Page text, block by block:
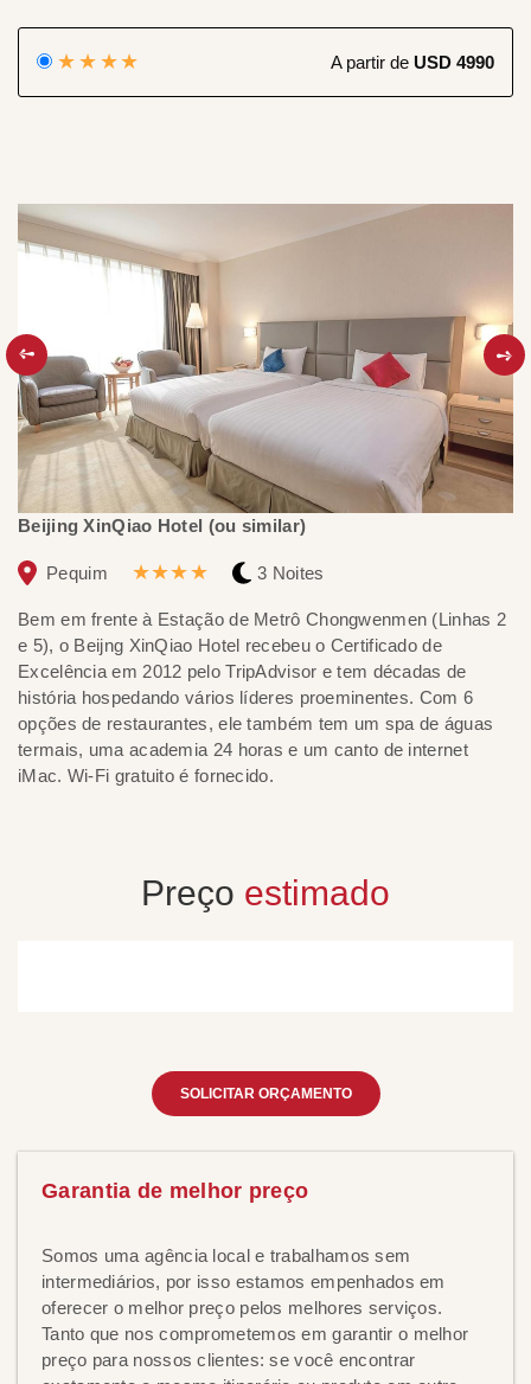
★★★★ A partir de USD 4990
Beijing XinQiao Hotel (ou similar)
Pequim ★★★★ 3 Noites
Bem em frente à Estação de Metrô Chongwenmen (Linhas 2
e 5), o Beijng XinQiao Hotel recebeu o Certificado de
Excelência em 2012 pelo TripAdvisor e tem décadas de
história hospedando vários líderes proeminentes. Com 6
opções de restaurantes, ele também tem um spa de águas
termais, uma academia 24 horas e um canto de internet
iMac. Wi-Fi gratuito é fornecido.
Preço estimado
SOLICITAR ORÇAMENTO
Garantia de melhor preço
Somos uma agência local e trabalhamos sem
intermediários, por isso estamos empenhados em
oferecer o melhor preço pelos melhores serviços.
Tanto que nos comprometemos em garantir o melhor
preço para nossos clientes: se você encontrar